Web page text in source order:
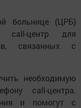
больнице (ЦРБ)
call-центр для
связанных с
необходимую
call-центра.
и помогут с